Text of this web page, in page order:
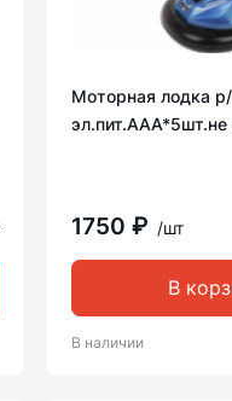
Моторная лодка
эл.пит.ААА*5шт.не
1750 ₽ /шт
В
В наличии